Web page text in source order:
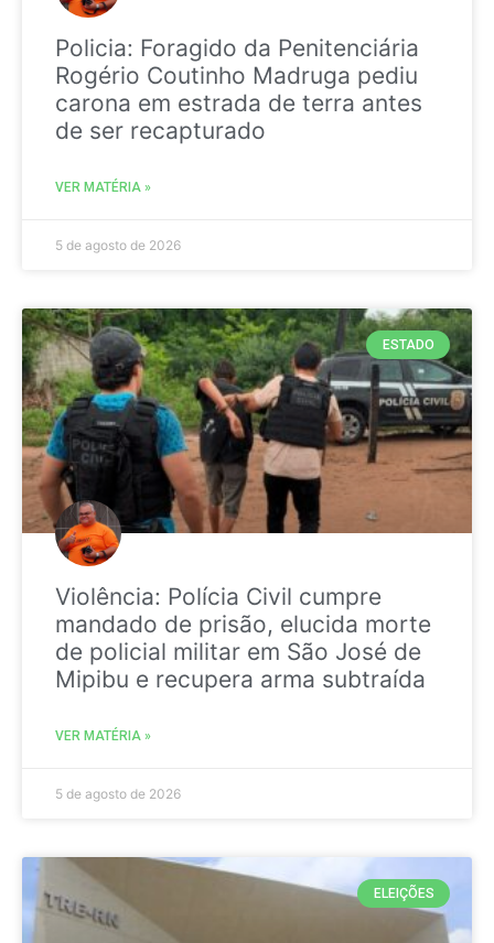
Policia: Foragido da Penitenciária
Rogério Coutinho Madruga pediu
carona em estrada de terra antes
de ser recapturado
VER MATÉRIA »
5 de agosto de 2026
ESTADO
Violência: Polícia Civil cumpre
mandado de prisão, elucida morte
de policial militar em São José de
Mipibu e recupera arma subtraída
VER MATÉRIA »
5 de agosto de 2026
ELEIÇÕES